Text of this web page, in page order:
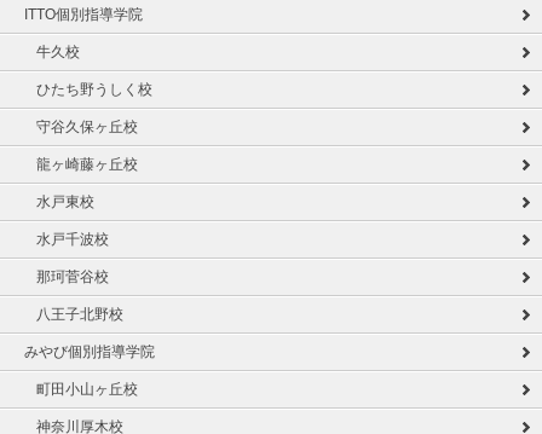
ITTO個別指導学院
牛久校
ひたち野うしく校
守谷久保ヶ丘校
龍ヶ崎藤ヶ丘校
水戸東校
水戸千波校
那珂菅谷校
八王子北野校
みやび個別指導学院
町田小山ヶ丘校
神奈川厚木校